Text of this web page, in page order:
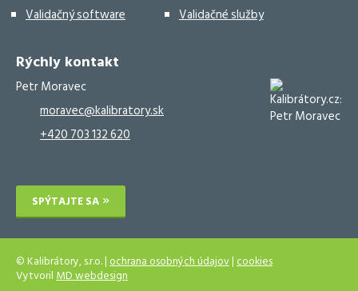
Validačný software
Validačné služby
Rýchly kontakt
Petr Moravec
moravec@kalibratory.sk
+420 703 132 620
SPÝTAJTE SA
© Kalibrátory, s.r.o. |ochrana osobných údajov|cookies
VytvorilMD webdesign